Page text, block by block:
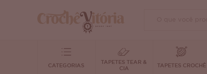
CATEGORIAS
TAPETES TEAR &
CIA
TAPETES CROCHÊ